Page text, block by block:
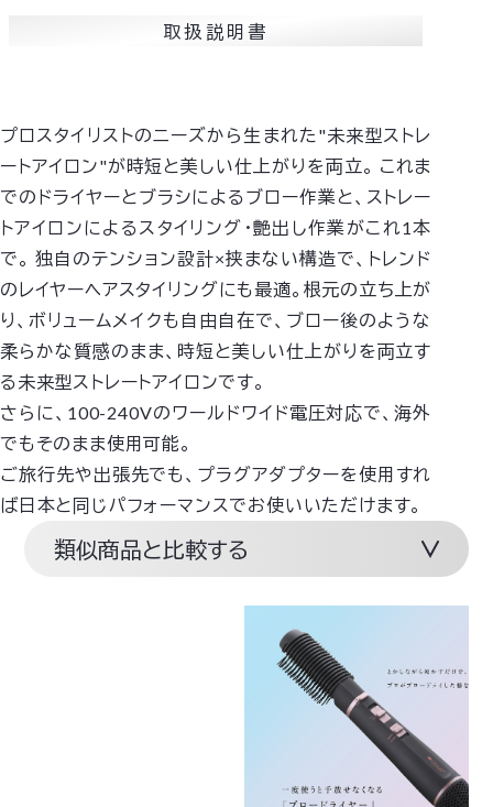
取扱説明書
プロスタイリストのニーズから生まれた"未来型ストレ
ートアイロン"が時短と美しい仕上がりを両立。 これま
でのドライヤーとブラシによるブロー作業と、ストレー
トアイロンによるスタイリング・艶出し作業がこれ1本
で。 独自のテンション設計×挟まない構造で、トレンド
のレイヤーヘアスタイリングにも最適。根元の立ち上が
り、ボリュームメイクも自由自在で、ブロー後のような
柔らかな質感のまま、時短と美しい仕上がりを両立す
る未来型ストレートアイロンです。
さらに、100-240Vのワールドワイド電圧対応で、海外
でもそのまま使用可能。
ご旅行先や出張先でも、プラグアダプターを使用すれ
ば日本と同じパフォーマンスでお使いいただけます。
類似商品と比較する